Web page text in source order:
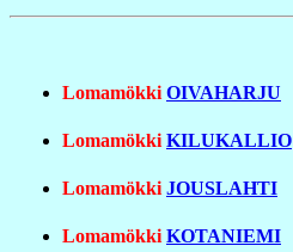
Lomamökki OIVAHARJU
Lomamökki KILUKALLIO
Lomamökki JOUSLAHTI
Lomamökki KOTANIEMI